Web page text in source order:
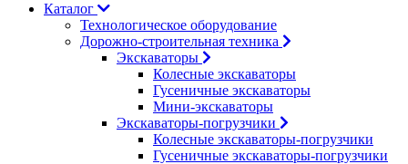
Каталог
Технологическое оборудование
Дорожно-строительная техника
Экскаваторы
Колесные экскаваторы
Гусеничные экскаваторы
Мини-экскаваторы
Экскаваторы-погрузчики
Колесные экскаваторы-погрузчики
Гусеничные экскаваторы-погрузчики